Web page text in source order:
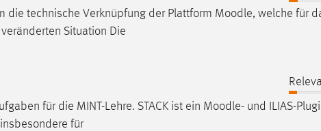
die technische Verknüpfung der Plattform Moodle, welche für
Situation Die
für die MINT-Lehre. STACK ist ein Moodle- und ILIAS-
für